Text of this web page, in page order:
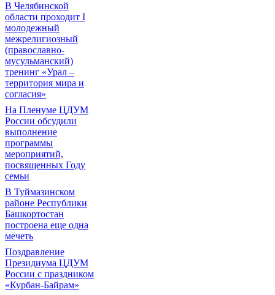
В Челябинской
области проходит I
молодежный
межрелигиозный
(православно-
мусульманский)
тренинг «Урал –
территория мира и
согласия»
На Пленуме ЦДУМ
России обсудили
выполнение
программы
мероприятий,
посвященных Году
семьи
В Туймазинском
районе Республики
Башкортостан
построена еще одна
мечеть
Поздравление
Президиума ЦДУМ
России с праздником
«Курбан-Байрам»